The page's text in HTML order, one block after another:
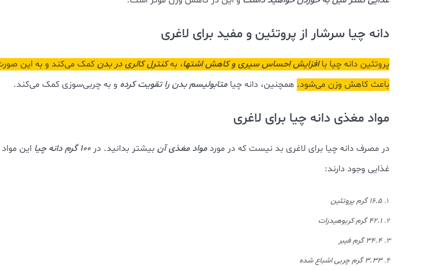
دانه چیا سرشار از پروتئین و مفید برای لاغری
پروتئین دانه چیا باافزایش احساس سیری و کاهش اشتها، بهکنترل کالری در بدن کمک می‌کند و به این
باعث کاهش وزن می‌شود. همچنین، دانه چیا متابولیسم بدن را تقویت کرده و به چربی‌سوزی کمک می‌کند.
مواد مغذی دانه چیا برای لاغری
در مصرف دانه چیا برای لاغری بد نیست که در مورد مواد مغذی آن بیشتر بدانید. در 100 گرم دانه چیا
این مواد
غذایی وجود دارند:
۱۶.۵ گرم پروتئین
۴۲.۱ گرم کربوهیدرات
۳۴.۴ گرم فیبر
۳.۳۳ گرم چربی اشباع شده